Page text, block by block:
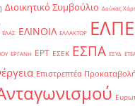
Διοικητικό Συμβούλιο Δούκας
ΕΛΑΣ ΕΛΙΝΟΙΛ ΕΛΛΑΚΤΩΡ ΕΛΠΕ
ΕΡΓΑΝΗ ΕΡΤ ΕΣΕΚ ΕΣΠΑ ΕΣΥΔ
Επιστρεπτέα Προκαταβολή